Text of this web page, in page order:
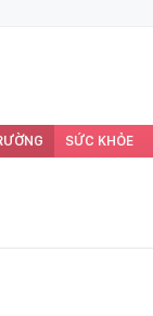
SỨC KHỎE